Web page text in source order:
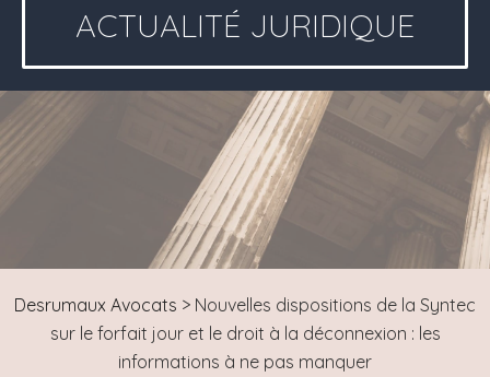
ACTUALITÉ JURIDIQUE
Desrumaux Avocats > Nouvelles dispositions de la Syntec
sur le forfait jour et le droit à la déconnexion : les
informations à ne pas manquer